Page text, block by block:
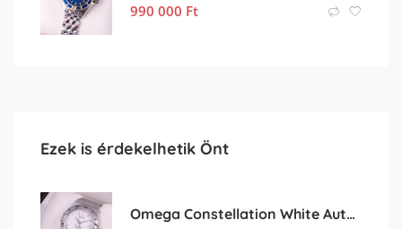
990 000 Ft
Ezek is érdekelhetik Önt
Omega Constellation White Automatic